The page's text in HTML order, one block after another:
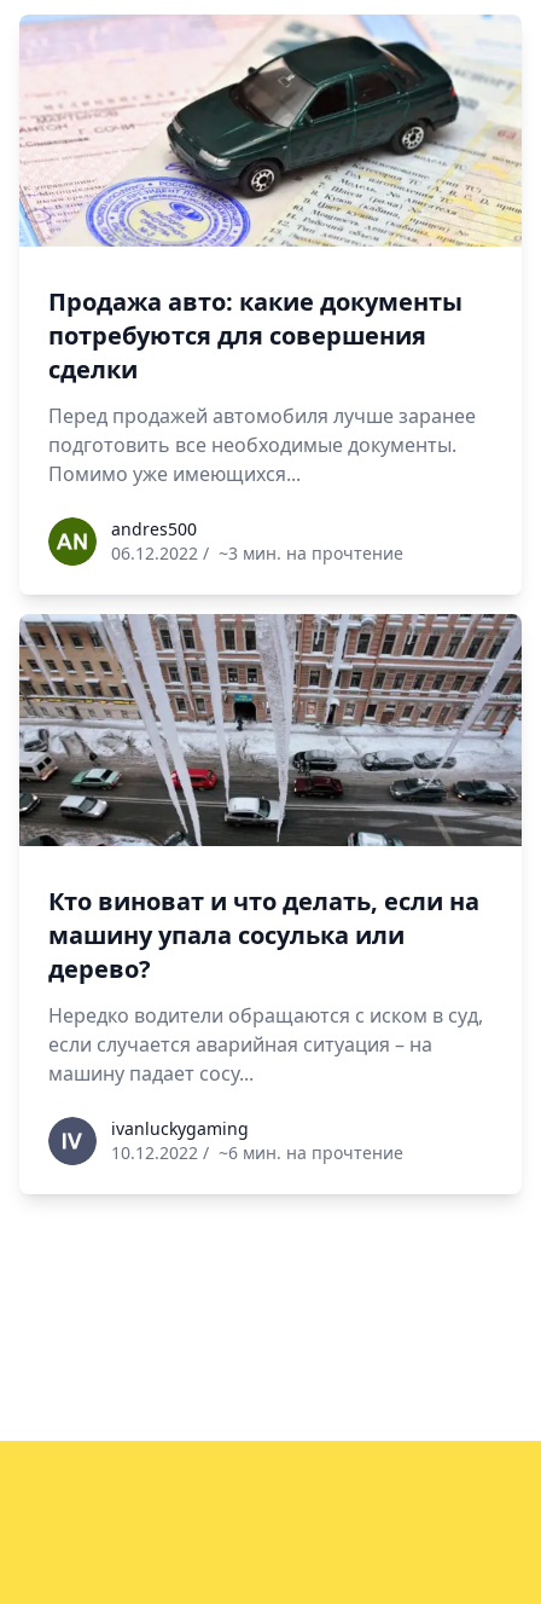
Продажа авто: какие документы
потребуются для совершения
сделки
Перед продажей автомобиля лучше заранее
подготовить все необходимые документы.
Помимо уже имеющихся...
andres500andres500
06.12.2022 / ~3 мин. на прочтение
Кто виноват и что делать, если на
машину упала сосулька или
дерево?
Нередко водители обращаются с иском в суд,
если случается аварийная ситуация – на
машину падает сосу...
ivanluckygaming
ivanluckygaming
10.12.2022 / ~6 мин. на прочтение